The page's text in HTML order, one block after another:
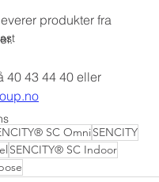
produkter fra
40 43 44 40 eller
SC OmniSENCITY
SENCITY® SC Indoor